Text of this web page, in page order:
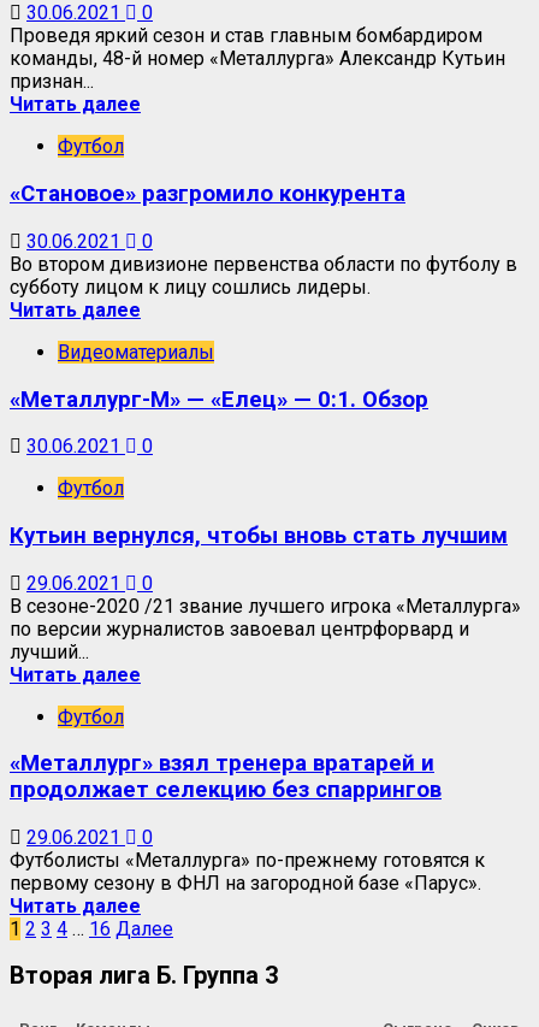
30.06.2021
0
Проведя яркий сезон и став главным бомбардиром
команды, 48-й номер «Металлурга» Александр Кутьин
признан...
Читать далее
Футбол
«Становое» разгромило конкурента
30.06.2021
0
Во втором дивизионе первенства области по футболу в
субботу лицом к лицу сошлись лидеры.
Читать далее
Видеоматериалы
«Металлург-М» — «Елец» — 0:1. Обзор
30.06.2021
0
Футбол
Кутьин вернулся, чтобы вновь стать лучшим
29.06.2021
0
В сезоне-2020 /21 звание лучшего игрока «Металлурга»
по версии журналистов завоевал центрфорвард и
лучший...
Читать далее
Футбол
«Металлург» взял тренера вратарей и
продолжает селекцию без спаррингов
29.06.2021
0
Футболисты «Металлурга» по-прежнему готовятся к
первому сезону в ФНЛ на загородной базе «Парус».
Читать далее
1 2 3 4 … 16 Далее
Вторая лига Б. Группа 3